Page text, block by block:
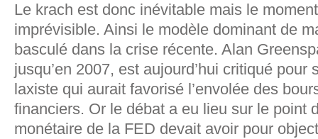
Le krach est donc inévitable mais le
imprévisible. Ainsi le modèle dominant de
basculé dans la crise récente. Alan
jusqu’en 2007, est aujourd’hui critiqué pour
laxiste qui aurait favorisé l’envolée des
financiers. Or le débat a eu lieu sur le point
monétaire de la FED devait avoir pour